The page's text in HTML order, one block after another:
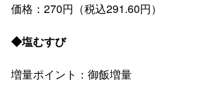
価格：270円（税込291.60円）
◆塩むすび
増量ポイント：御飯増量